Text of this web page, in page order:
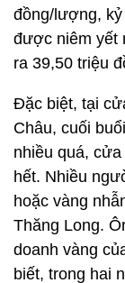
đồng/lượng, kỷ
được niêm yết
ra 39,50 triệu
Đặc biệt, tại
Châu, cuối
nhiều quá,
hết. Nhiều
hoặc vàng
Thăng Long.
doanh vàng
biết, trong hai